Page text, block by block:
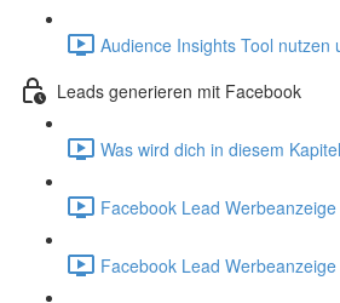
Audience Insights Tool
Leads generieren mit Facebook
Was wird dich in diesem
Facebook Lead
Facebook Lead